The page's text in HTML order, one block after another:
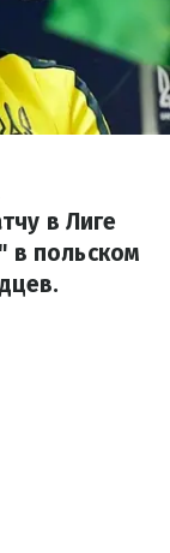
в Лиге
в польском